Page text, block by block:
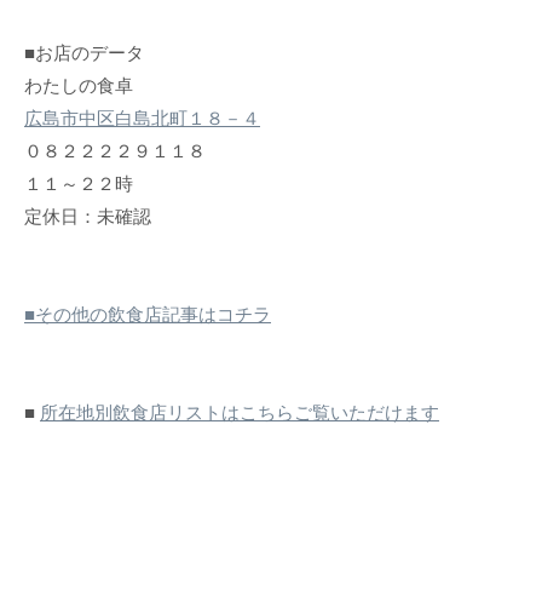
■お店のデータ
わたしの食卓
広島市中区白島北町１８－４
０８２２２２９１１８
１１～２２時
定休日：未確認
■その他の飲食店記事はコチラ
■ 所在地別飲食店リストはこちらご覧いただけます